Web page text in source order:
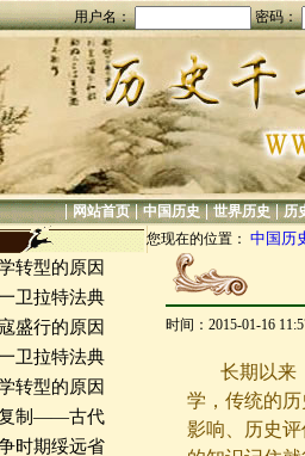
用户名： 密码：
|网站首页|中国历史|世界历史|历
您现在的位置： 中国历
转型的原因
卫拉特法典
盛行的原因
卫拉特法典
转型的原因
复制——古代
时期绥远省
时间：2015-01-16
长期以来
学，传统的
影响、历史